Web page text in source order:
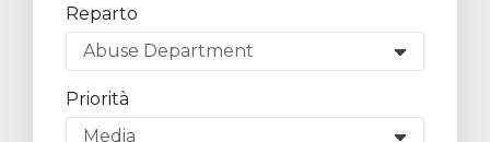
Reparto
Priorità